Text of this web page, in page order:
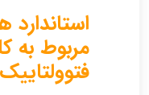
مربوط به
فتوولتاییک